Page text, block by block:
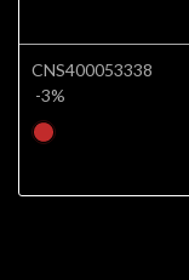
CNS400053338
-3%